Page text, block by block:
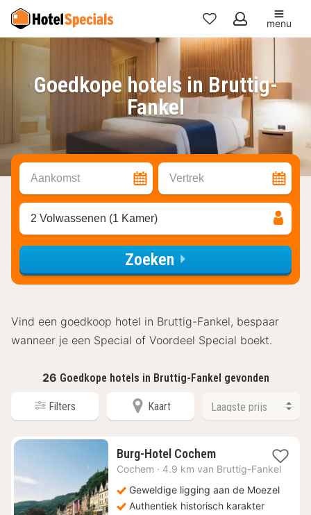
Mijn
favorieten
menu
Goedkope hotels in Bruttig-
Fankel
Aankomst Vertrek
2 Volwassenen (1 Kamer)
Zoeken
Vind een goedkoop hotel in Bruttig-Fankel, bespaar
wanneer je een Special of Voordeel Special boekt.
26 Goedkope hotels in Bruttig-Fankel gevonden
Filters Kaart
Burg-Hotel Cochem1
nacht
vanaf
€
59,67
Cochem · 4.9 km van Bruttig-Fankel
Geweldige ligging aan de Moezel
Authentiek historisch karakter